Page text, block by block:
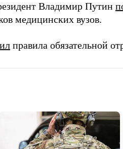
Владимир Путин
медицинских вузов.
правила обязательной